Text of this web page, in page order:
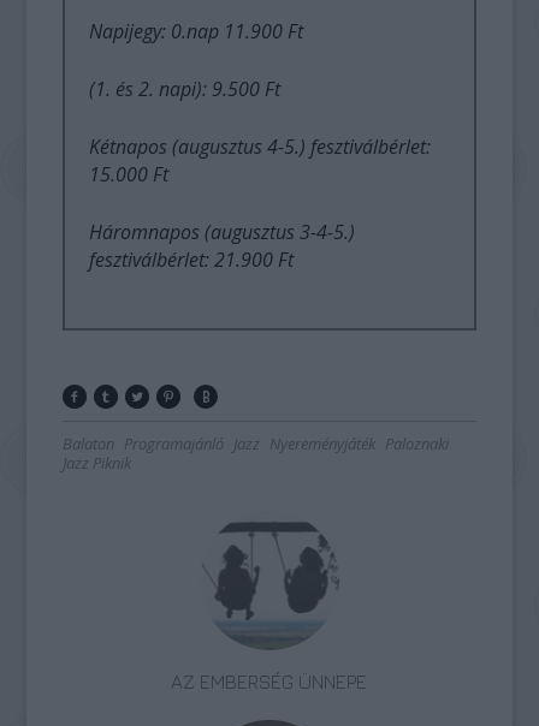
Napijegy: 0.nap 11.900 Ft
(1. és 2. napi): 9.500 Ft
Kétnapos (augusztus 4-5.) fesztiválbérlet:
15.000 Ft
Háromnapos (augusztus 3-4-5.)
fesztiválbérlet: 21.900 Ft
Balaton Programajánló Jazz Nyereményjáték Paloznaki
Jazz Piknik
AZ EMBERSÉG ÜNNEPE